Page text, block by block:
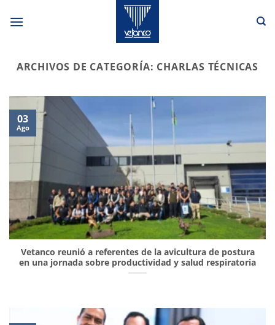
ARCHIVOS DE CATEGORÍA: CHARLAS TÉCNICAS
Vetanco reunió a referentes de la avicultura de postura
en una jornada sobre productividad y salud respiratoria
03
Ago